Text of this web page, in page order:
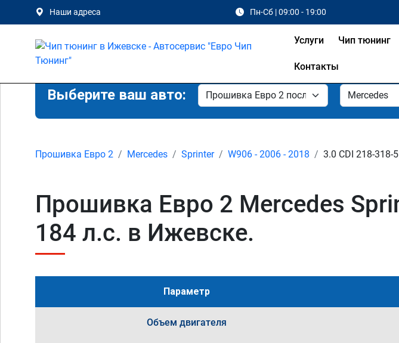
Наши адреса Пн-Сб | 09:00 - 19:00
Услуги Чип тюнинг
Контакты
Выберите ваш авто:
Прошивка Евро 2 Mercedes Sprinter W906 - 2006 - 2018 3.0 CDI 218-318-
Прошивка Евро 2 Mercedes
184 л.с. в Ижевске.
Параметр
Объем двигателя